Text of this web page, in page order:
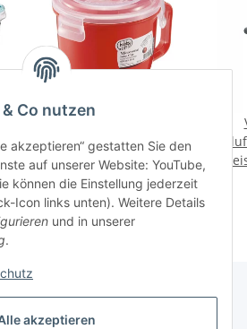
akzeptieren
Co nutzen
akzeptieren“ gestatten Sie den
auf unserer Website: YouTube,
können die Einstellung jederzeit
Icon links unten). Weitere Details
und in unserer
.
Mikrowellen Tasse mit
Henkel 620ml (02 1394)
Preise nach Anmeldung
sichtbar